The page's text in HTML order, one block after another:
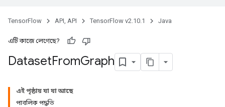
TensorFlow API, API TensorFlow v2.10.1 Java
এটি কাজে লেগেছে?
DatasetFromGraph
এই পৃষ্ঠায় যা যা আছে
পাবলিক পদ্ধতি